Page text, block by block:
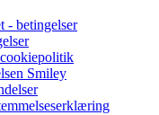
- betingelser
Smiley